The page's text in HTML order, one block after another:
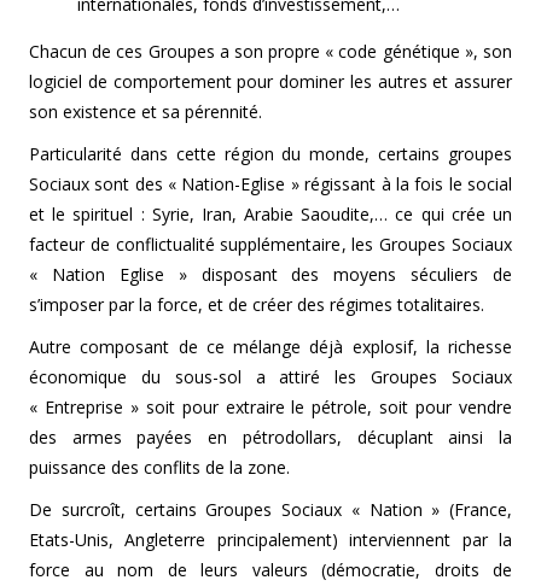
Chacun de ces Groupes a son propre « code génétique », son
logiciel de comportement pour dominer les autres et assurer
son existence et sa pérennité.
Particularité dans cette région du monde, certains groupes
Sociaux sont des « Nation-Eglise » régissant à la fois le social
et le spirituel : Syrie, Iran, Arabie Saoudite,… ce qui crée un
facteur de conflictualité supplémentaire, les Groupes Sociaux
« Nation Eglise » disposant des moyens séculiers de
s’imposer par la force, et de créer des régimes totalitaires.
Autre composant de ce mélange déjà explosif, la richesse
économique du sous-sol a attiré les Groupes Sociaux
« Entreprise » soit pour extraire le pétrole, soit pour vendre
des armes payées en pétrodollars, décuplant ainsi la
puissance des conflits de la zone.
De surcroît, certains Groupes Sociaux « Nation » (France,
Etats-Unis, Angleterre principalement) interviennent par la
force au nom de leurs valeurs (démocratie, droits de